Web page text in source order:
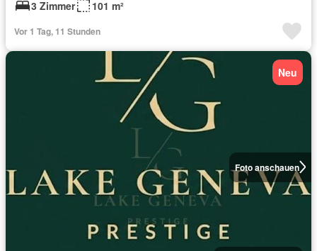
3 Zimmer
101 m²
Vor 1 Tag, 11 Stunden
Foto anschauen
Neu